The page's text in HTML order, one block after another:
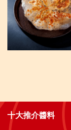
十大推介醬料